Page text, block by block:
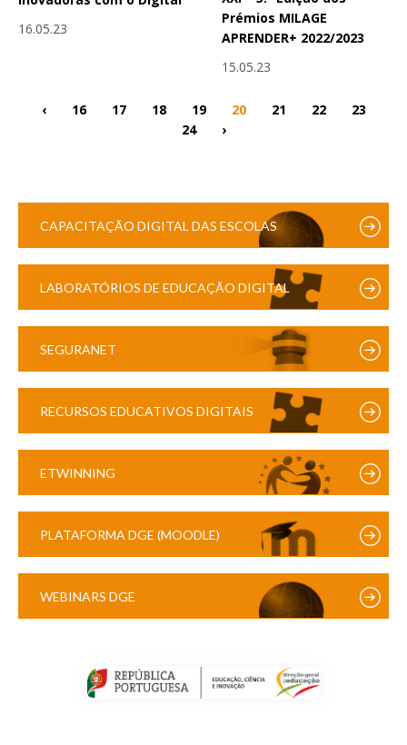
16.05.23
Prémios MILAGE
APRENDER+ 2022/2023
15.05.23
‹ 16 17 18 19 20 21 22
23
24
›
CAPACITAÇÃO DIGITAL DAS ESCOLAS
LABORATÓRIOS DE EDUCAÇÃO DIGITAL
SEGURANET
RECURSOS EDUCATIVOS DIGITAIS
ETWINNING
PLATAFORMA DGE (MOODLE)
WEBINARS DGE